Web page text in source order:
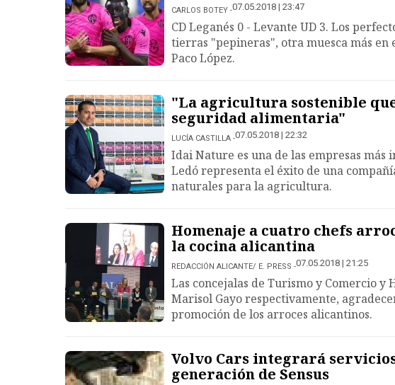
CARLOS BOTEY 07.05.2018 | 23:47
CD Leganés 0 - Levante UD 3. Los
tierras "pepineras", otra muesca más
Paco López.
"La agricultura sostenible
seguridad alimentaria"
LUCÍA CASTILLA 07.05.2018 | 22:32
Idai Nature es una de las empresas más
Ledó representa el éxito de una
naturales para la agricultura.
Homenaje a cuatro chefs
la cocina alicantina
REDACCIÓN ALICANTE/ E. PRESS 07.05.2018 | 21:25
Las concejalas de Turismo y Comercio y
Marisol Gayo respectivamente,
promoción de los arroces alicantinos.
Volvo Cars integrará
generación de Sensus